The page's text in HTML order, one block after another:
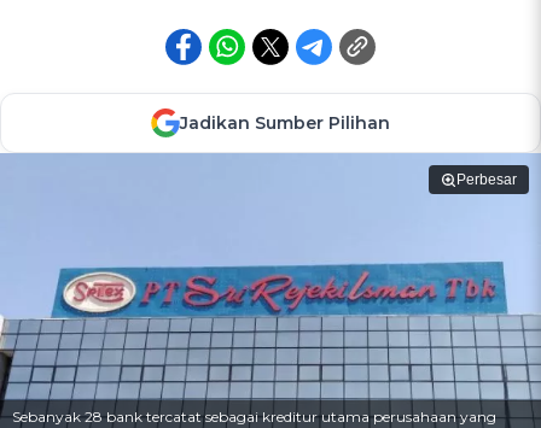
Jadikan Sumber Pilihan
Perbesar
Sebanyak 28 bank tercatat sebagai kreditur utama perusahaan yang